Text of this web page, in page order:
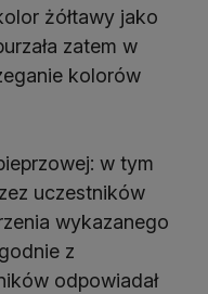
żółtawy jako
zatem w
kolorów
w tym
uczestników
wykazanego
z
odpowiadał